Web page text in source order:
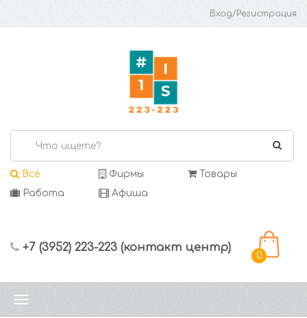
Вход/Регистрация
Все Фирмы
Товары
Работа
Афиша
+7 (3952) 223-223 (контакт центр)
0